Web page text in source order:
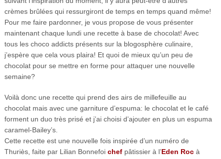
crèmes brûlées qui ressurgiront de temps en temps quand même!
Pour me faire pardonner, je vous propose de vous présenter
maintenant chaque lundi une recette à base de chocolat! Avec
tous les choco addicts présents sur la blogosphère culinaire,
j’espère que cela vous plaira! Et quoi de mieux qu’un peu de
chocolat pour se mettre en forme pour attaquer une nouvelle
semaine?
Voilà donc une recette qui prend des airs de millefeuille au
chocolat mais avec une garniture d’espuma: le chocolat et le café
forment un duo très prisé et j’ai choisi d’ajouter en plus un espuma
caramel-Bailey’s.
Cette recette est une nouvelle fois inspirée d’un numéro de
Thuriès, faite par Lilian Bonnefoi chefpâtissier à l’Eden Roc à